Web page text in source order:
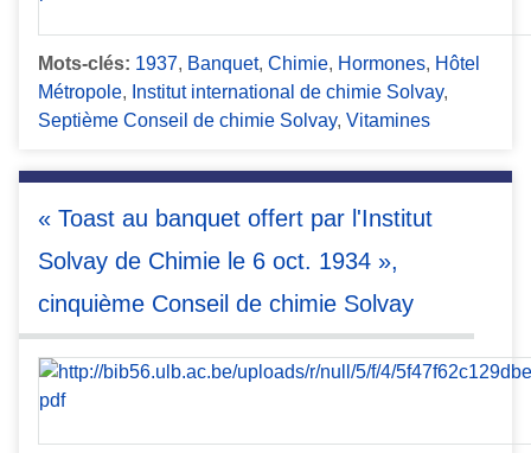
Mots-clés: 1937, Banquet, Chimie, Hormones, Hôtel
Métropole, Institut international de chimie Solvay,
Septième Conseil de chimie Solvay, Vitamines
« Toast au banquet offert par l'Institut
Solvay de Chimie le 6 oct. 1934 »,
cinquième Conseil de chimie Solvay